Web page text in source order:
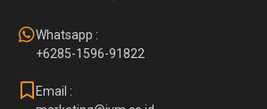
Whatsapp :
+6285-1596-91822
Email :